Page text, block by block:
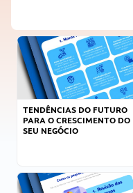
TENDÊNCIAS DO FUTURO
PARA O CRESCIMENTO DO
SEU NEGÓCIO